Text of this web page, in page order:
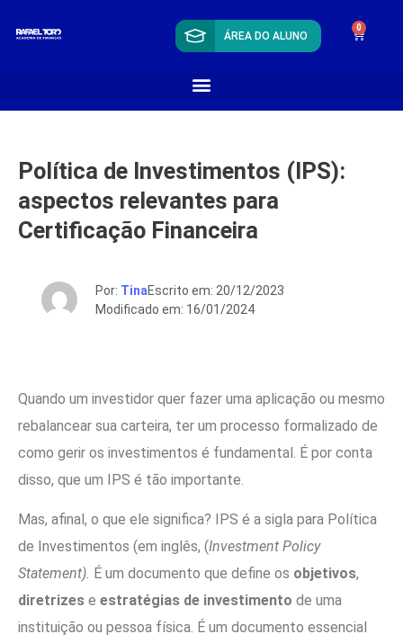
ÁREA DO ALUNO
0
Política de Investimentos (IPS):
aspectos relevantes para
Certificação Financeira
Por: TinaEscrito em: 20/12/2023
Modificado em: 16/01/2024
Quando um investidor quer fazer uma aplicação ou mesmo
rebalancear sua carteira, ter um processo formalizado de
como gerir os investimentos é fundamental. É por conta
disso, que um IPS é tão importante.
Mas, afinal, o que ele significa? IPS é a sigla para Política
de Investimentos (em inglês, (Investment Policy
Statement). É um documento que define os objetivos,
diretrizes e estratégias de investimento de uma
instituição ou pessoa física. É um documento essencial